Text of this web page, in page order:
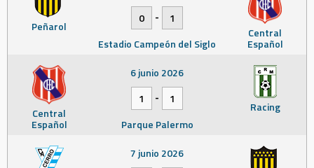
Peñarol Central
Español
0
-
1
Estadio Campeón del Siglo
Central
Español
Racing
6 junio 2026
1
-
1
Parque Palermo
7 junio 2026